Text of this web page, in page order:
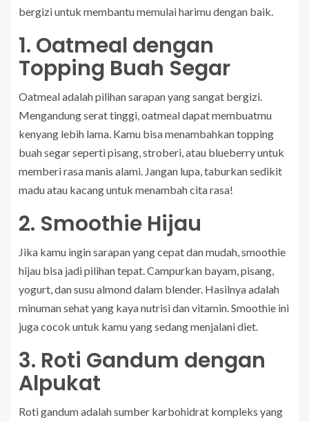
bergizi untuk membantu memulai harimu dengan baik.
1. Oatmeal dengan
Topping Buah Segar
Oatmeal adalah pilihan sarapan yang sangat bergizi.
Mengandung serat tinggi, oatmeal dapat membuatmu
kenyang lebih lama. Kamu bisa menambahkan topping
buah segar seperti pisang, stroberi, atau blueberry untuk
memberi rasa manis alami. Jangan lupa, taburkan sedikit
madu atau kacang untuk menambah cita rasa!
2. Smoothie Hijau
Jika kamu ingin sarapan yang cepat dan mudah, smoothie
hijau bisa jadi pilihan tepat. Campurkan bayam, pisang,
yogurt, dan susu almond dalam blender. Hasilnya adalah
minuman sehat yang kaya nutrisi dan vitamin. Smoothie ini
juga cocok untuk kamu yang sedang menjalani diet.
3. Roti Gandum dengan
Alpukat
Roti gandum adalah sumber karbohidrat kompleks yang